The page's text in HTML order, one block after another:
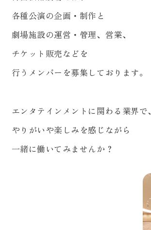
各種公演の企画・制作と
劇場施設の運営・管理、営業、
チケット販売などを
行うメンバーを募集しております。
エンタテインメントに関わる業界で、
やりがいや楽しみを感じながら
一緒に働いてみませんか？